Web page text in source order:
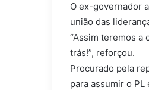
O ex-governador
união das
“Assim teremos a
trás!”, reforçou.
Procurado pela
para assumir o PL